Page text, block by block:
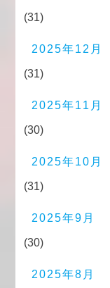
(31)
2025年12月
(31)
2025年11月
(30)
2025年10月
(31)
2025年9月
(30)
2025年8月